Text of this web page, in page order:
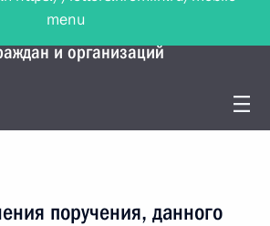
по работе с
и организаций
поручения, данного
menu